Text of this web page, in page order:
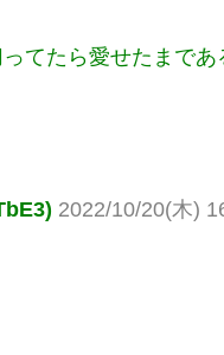
てたら愛せたまであ
2022/10/20(木)